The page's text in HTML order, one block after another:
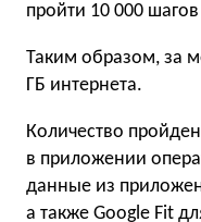
пройти 10 000
Таким образом, за
ГБ интернета.
Количество
в приложении
данные из
а также Google Fit